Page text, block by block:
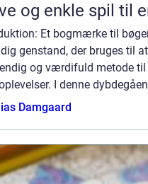
og enkle spil til
Et bogmærke til
genstand, der bruges til
og værdifuld metode til
I denne
Damgaard